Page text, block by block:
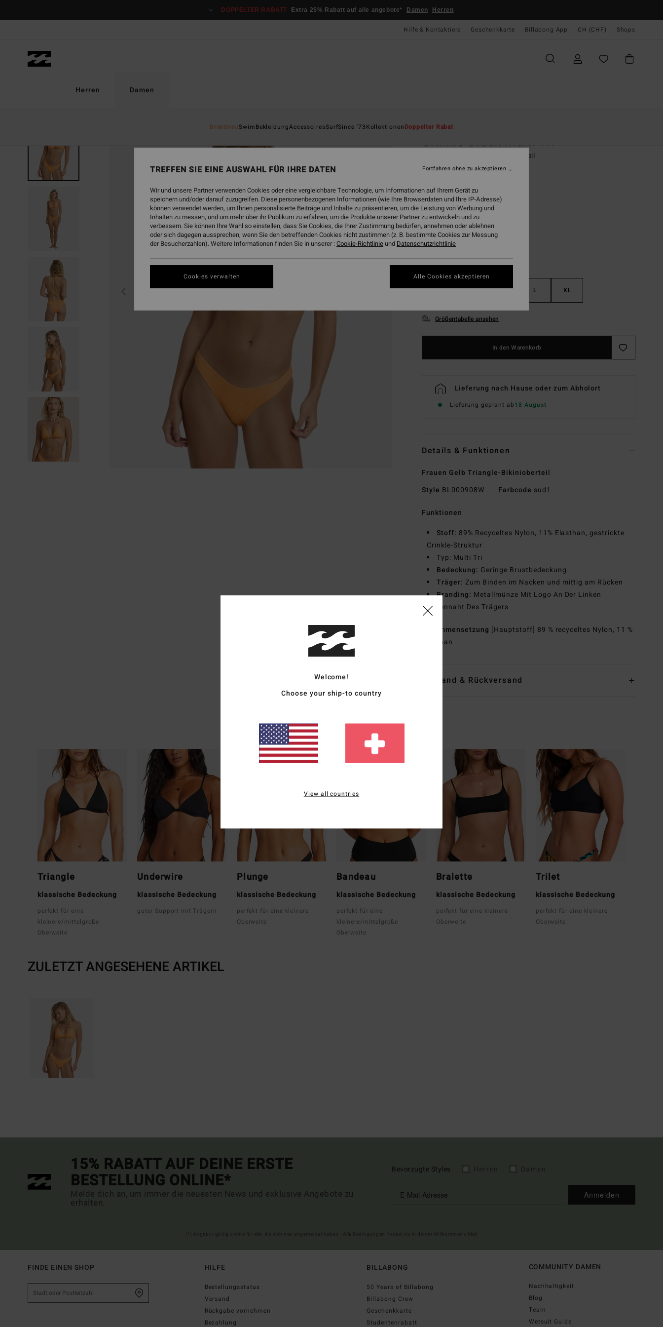
DOPPELTER RABATT Extra 25% Rabatt auf alle angebote* Damen Herren
Hilfe & Kontaktiere Geschenkkarte Billabong App CH (CHF) Shops
Herren Damen
BrandneuSwimBekleidungAccessoiresSurfSince '73KollektionenDoppelter Rabat
Crinkle Crush Multi Tri
Frauen Gelb Triangle-Bikinioberteil
FarbeSundress
XS S M L XL
Größentabelle ansehen
In den Warenkorb
Lieferung nach Hause oder zum Abholort
Lieferung geplant ab18 August
Details & Funktionen
Frauen Gelb Triangle-Bikinioberteil
Style BL000908W Farbcode sud1
Funktionen
Stoff: 89% Recyceltes Nylon, 11% Elasthan, gestrickte
Crinkle-Struktur
Typ: Multi Tri
Bedeckung: Geringe Brustbedeckung
Träger: Zum Binden im Nacken und mittig am Rücken
Branding: Metallmünze Mit Logo An Der Linken
Seitennaht Des Trägers
Zusammensetzung [Hauptstoff] 89 % recyceltes Nylon, 11 %
Elasthan
Versand & Rückversand
Wieviel Bedeckung brauchst du ?
Triangle
klassische Bedeckung
perfekt für eine
kleinere/mittelgroße
Oberweite
Underwire
klassische Bedeckung
guter Support mit Trägern
Plunge
klassische Bedeckung
perfekt für eine kleinere
Oberweite
Bandeau
klassische Bedeckung
perfekt für eine
kleinere/mittelgroße
Oberweite
Bralette
klassische Bedeckung
perfekt für eine kleinere
Oberweite
Trilet
klassische Bedeckung
perfekt für eine kleinere
Oberweite
ZULETZT ANGESEHENE ARTIKEL
15% RABATT AUF DEINE ERSTE
BESTELLUNG ONLINE*
Melde dich an, um immer die neuesten News und exklusive Angebote zu
erhalten.
Bevorzugte Styles
Anmelden
FINDE EINEN SHOP HILFE
Bestellungsstatus
Versand
Rückgabe vornehmen
Bezahlung
BILLABONG
50 Years of Billabong
Billabong Crew
Geschenkkarte
Studentenrabatt
COMMUNITY DAMEN
Nachhaltigkeit
Blog
Team
Wetsuit Guide
Welcome!
Choose your ship-to country
View all countries
TREFFEN SIE EINE AUSWAHL FÜR IHRE DATEN
Wir und unsere Partner verwenden Cookies oder eine vergleichbare Technologie, um Informationen auf Ihrem Gerät zu
speichern und/oder darauf zuzugreifen. Diese personenbezogenen Informationen (wie Ihre Browserdaten und Ihre IP-Adresse)
können verwendet werden, um Ihnen personalisierte Beiträge und Inhalte zu präsentieren, um die Leistung von Werbung und
Inhalten zu messen, und um mehr über ihr Publikum zu erfahren, um die Produkte unserer Partner zu entwickeln und zu
verbessern. Sie können Ihre Wahl so einstellen, dass Sie Cookies, die Ihrer Zustimmung bedürfen, annehmen oder ablehnen
oder sich dagegen aussprechen, wenn Sie den betreffenden Cookies nicht zustimmen (z. B. bestimmte Cookies zur Messung
der Besucherzahlen). Weitere Informationen finden Sie in unserer :Cookie-Richtlinie und Datenschutzrichtlinie
Cookies verwalten
Fortfahren ohne zu akzeptieren
Alle Cookies akzeptieren